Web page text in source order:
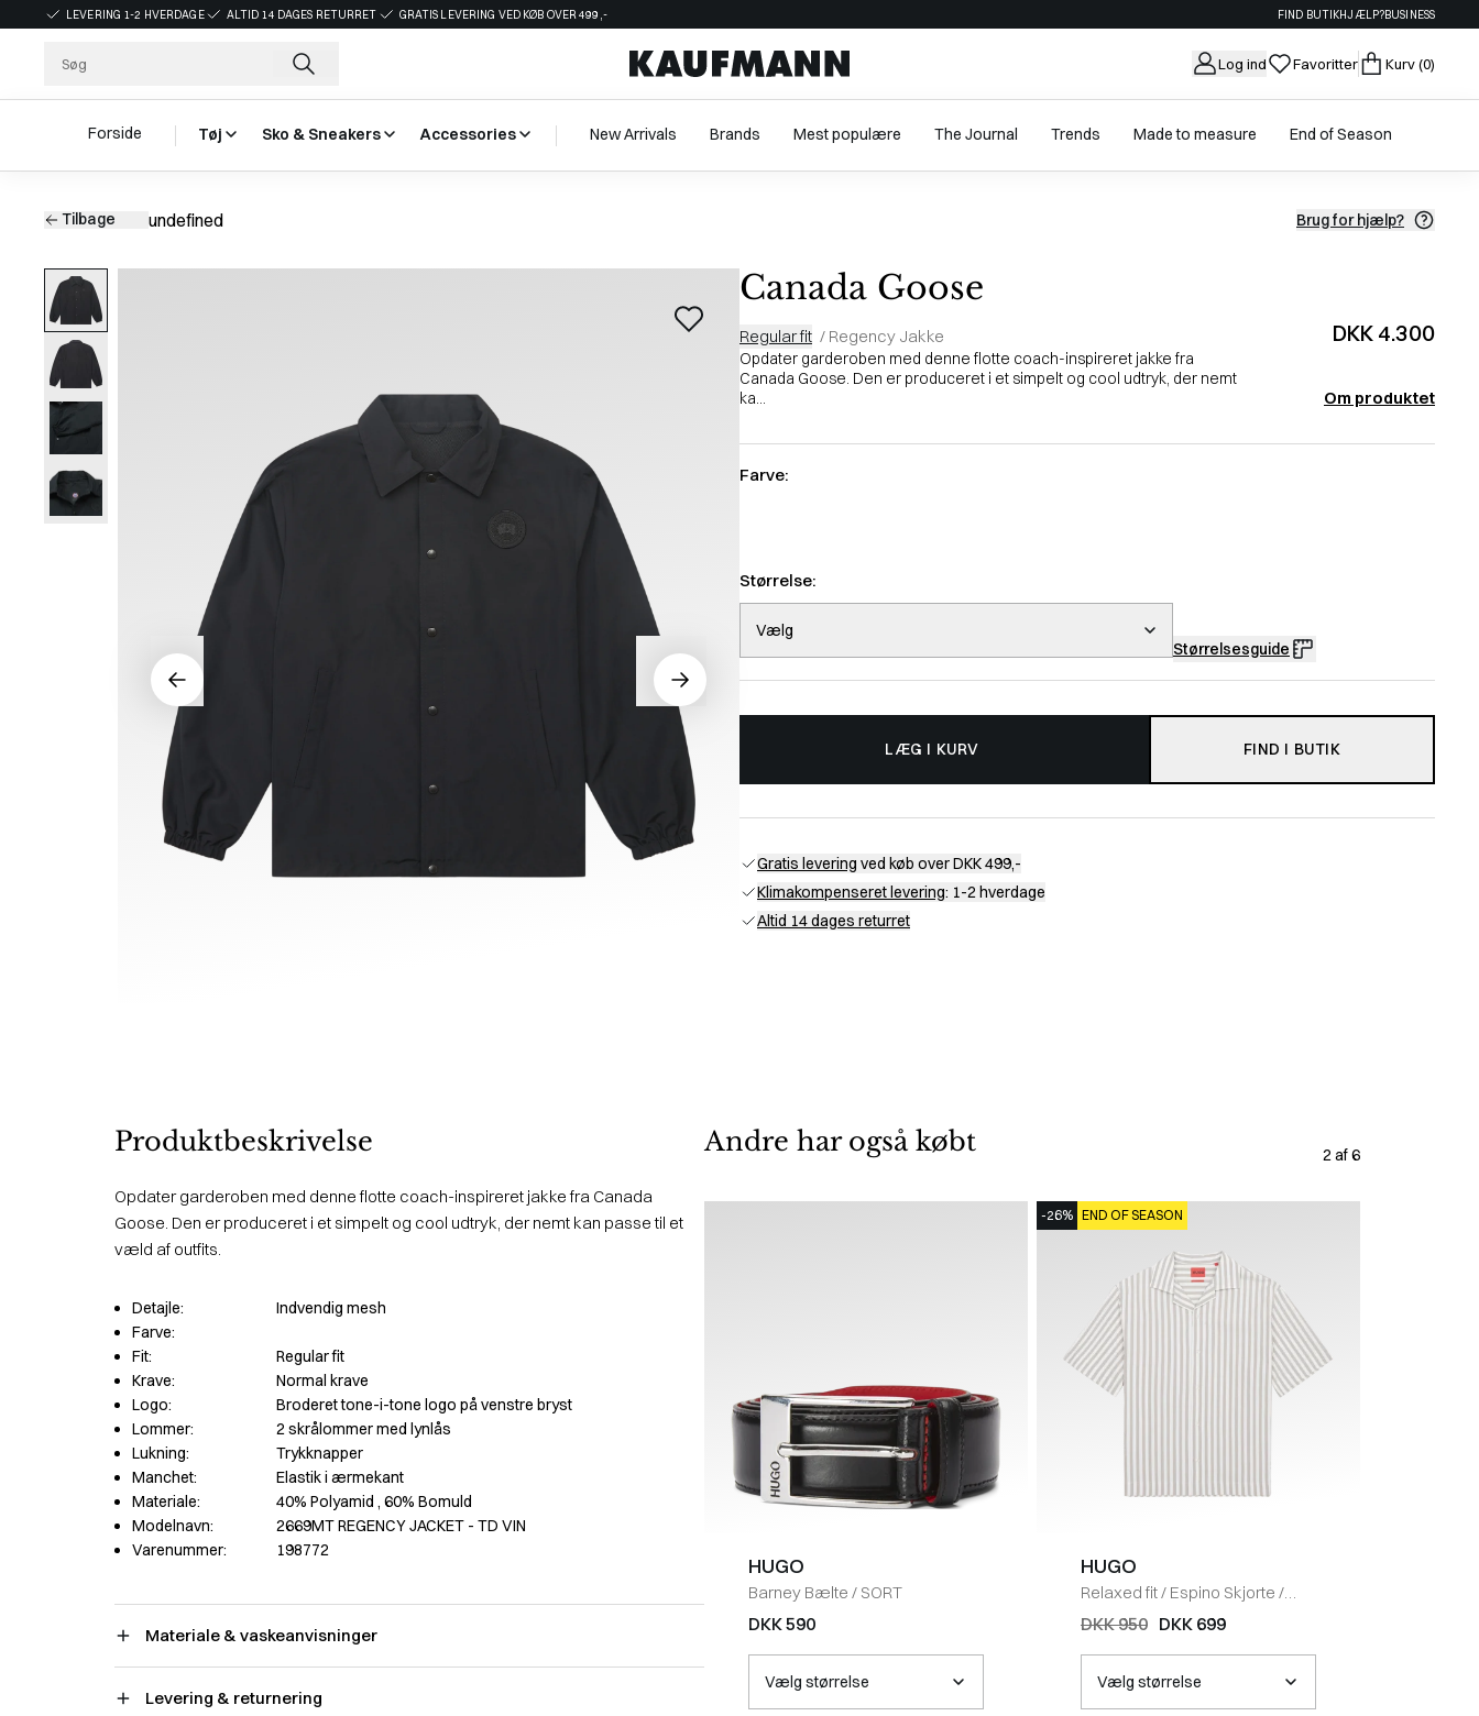
LEVERING 1-2 HVERDAGE ALTID 14 DAGES RETURRET GRATIS LEVERING VED KØB OVER 499,- FIND BUTIKHJÆLP?BUSINESS
Log ind Favoritter Kurv(0)
Forside Tøj Sko & Sneakers Accessories New Arrivals Brands Mest populære The Journal Trends Made to measure End of Season
Tilbage undefined Brug for hjælp?
Canada Goose
Regular fit / Regency Jakke DKK 4.300
Opdater garderoben med denne flotte coach-inspireret jakke fra
Canada Goose. Den er produceret i et simpelt og cool udtryk, der nemt
ka...
Om produktet
Farve:
Størrelse:
Vælg
Størrelsesguide
LÆG I KURV FIND I BUTIK
Gratis levering ved køb over DKK 499,-
Klimakompenseret levering: 1-2 hverdage
Altid 14 dages returret
Produktbeskrivelse
Opdater garderoben med denne flotte coach-inspireret jakke fra Canada
Goose. Den er produceret i et simpelt og cool udtryk, der nemt kan passe til et
væld af outfits.
Detajle:
Indvendig mesh
Farve:
Fit:
Regular fit
Krave:
Normal krave
Logo:
Broderet tone-i-tone logo på venstre bryst
Lommer:
2 skrålommer med lynlås
Lukning:
Trykknapper
Manchet:
Elastik i ærmekant
Materiale:
40% Polyamid , 60% Bomuld
Modelnavn:
2669MT REGENCY JACKET - TD VIN
Varenummer:
198772
Materiale & vaskeanvisninger
Levering & returnering
Andre har også købt 2 af 6
HUGO
Barney Bælte / SORT
DKK 590
-26% END OF SEASON
HUGO
Relaxed fit/ Espino Skjorte /
SAND
DKK 950 DKK 699